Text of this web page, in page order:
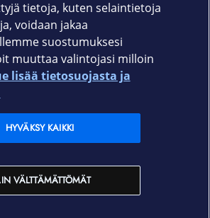
tietoja, kuten selaintietoja
voidaan jakaa
suostumuksesi
muuttaa valintojasi milloin
lisää tietosuojasta ja
VÄLTTÄMÄTTÖMÄT
HYVÄKSY KAIKKI